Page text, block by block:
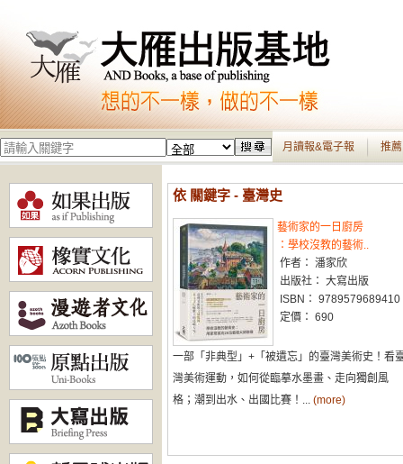
月讀報&電子報 推
依 關鍵字 - 臺灣史
藝術家的一日廚房
：學校沒教的藝術..
作者： 潘家欣
出版社： 大寫出版
ISBN： 9789579689410
定價： 690
一部「非典型」+「被遺忘」的臺灣美術史！看
灣美術運動，如何從臨摹水墨畫、走向獨創風
格；潮到出水、出國比賽！... (more)